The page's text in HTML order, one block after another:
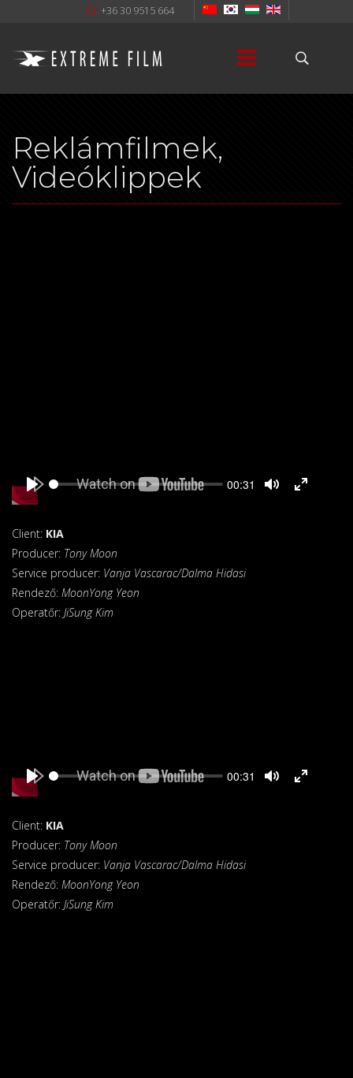
+36 30 9515 664
Reklámfilmek,
Videóklippek
Play
Seek Current
00:31
Client: KIA
Producer: Tony Moon
Service producer: Vanja Vascarac/Dalma Hidasi
Rendező: MoonYong Yeon
Operatőr: JiSung Kim
Play
Seek Current
00:31
Client: KIA
Producer: Tony Moon
Service producer: Vanja Vascarac/Dalma Hidasi
Rendező: MoonYong Yeon
Operatőr: JiSung Kim